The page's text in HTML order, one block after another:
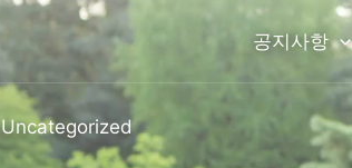
공지사항
Uncategorized